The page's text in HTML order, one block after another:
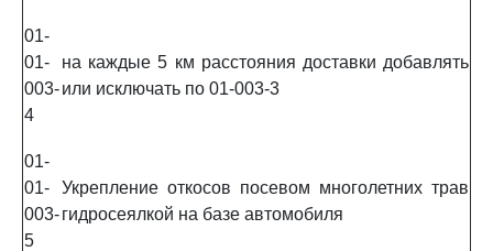
01-
01-
003-
4
на каждые 5 км расстояния доставки добавлять
или исключать по 01-003-3
01-
01-
003-
5
Укрепление откосов посевом многолетних трав
гидросеялкой на базе автомобиля